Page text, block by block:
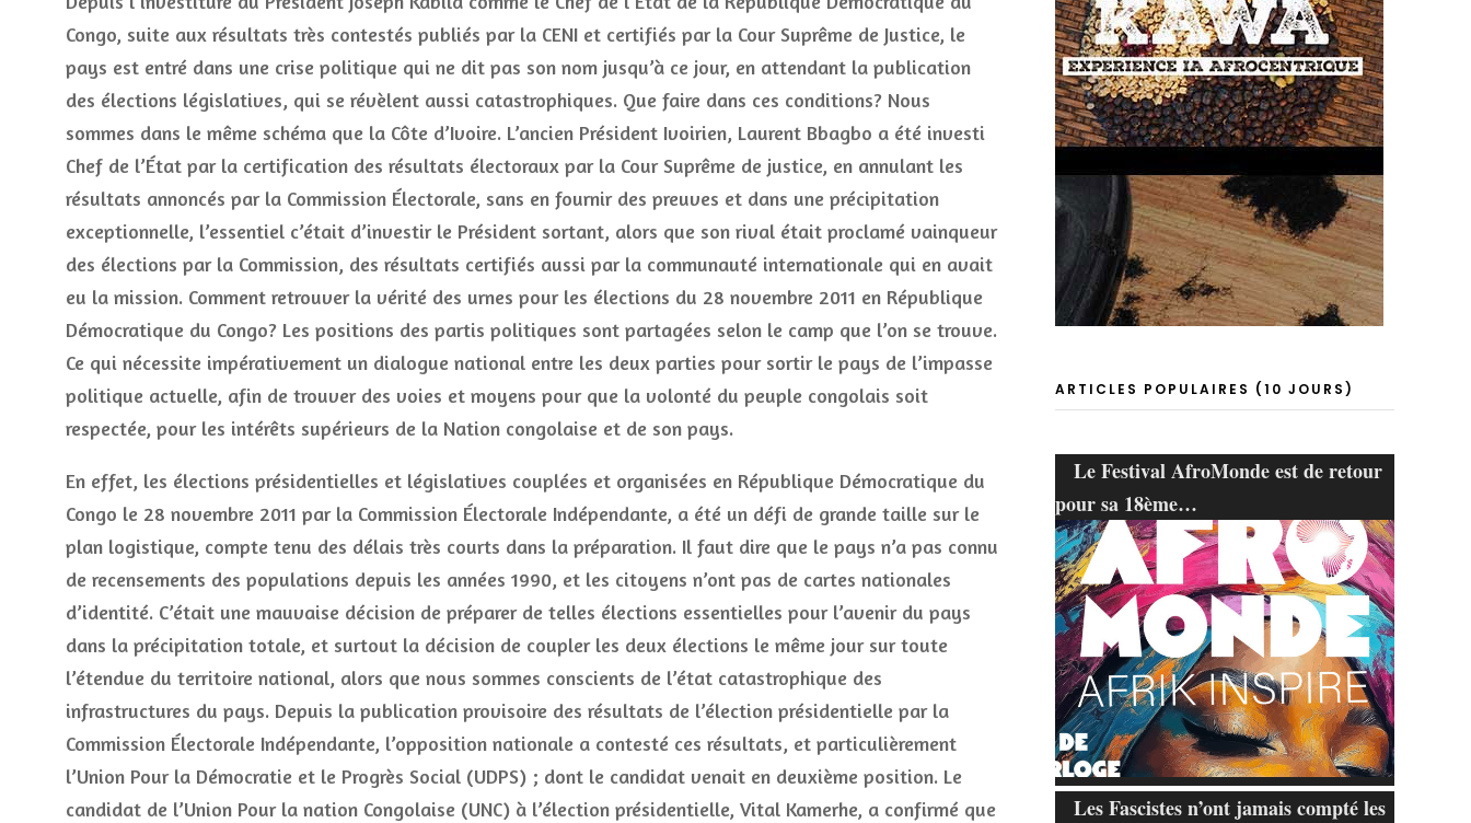
Congo, suite aux résultats très contestés publiés par la CENI et certifiés par la Cour Suprême de Justice, le
pays est entré dans une crise politique qui ne dit pas son nom jusqu’à ce jour, en attendant la publication
des élections législatives, qui se révèlent aussi catastrophiques. Que faire dans ces conditions? Nous
sommes dans le même schéma que la Côte d’Ivoire. L’ancien Président Ivoirien, Laurent Bbagbo a été investi
Chef de l’État par la certification des résultats électoraux par la Cour Suprême de justice, en annulant les
résultats annoncés par la Commission Électorale, sans en fournir des preuves et dans une précipitation
exceptionnelle, l’essentiel c’était d’investir le Président sortant, alors que son rival était proclamé vainqueur
des élections par la Commission, des résultats certifiés aussi par la communauté internationale qui en avait
eu la mission. Comment retrouver la vérité des urnes pour les élections du 28 novembre 2011 en République
Démocratique du Congo? Les positions des partis politiques sont partagées selon le camp que l’on se trouve.
Ce qui nécessite impérativement un dialogue national entre les deux parties pour sortir le pays de l’impasse
politique actuelle, afin de trouver des voies et moyens pour que la volonté du peuple congolais soit
respectée, pour les intérêts supérieurs de la Nation congolaise et de son pays.
En effet, les élections présidentielles et législatives couplées et organisées en République Démocratique du
Congo le 28 novembre 2011 par la Commission Électorale Indépendante, a été un défi de grande taille sur le
plan logistique, compte tenu des délais très courts dans la préparation. Il faut dire que le pays n’a pas connu
de recensements des populations depuis les années 1990, et les citoyens n’ont pas de cartes nationales
d’identité. C’était une mauvaise décision de préparer de telles élections essentielles pour l’avenir du pays
dans la précipitation totale, et surtout la décision de coupler les deux élections le même jour sur toute
l’étendue du territoire national, alors que nous sommes conscients de l’état catastrophique des
infrastructures du pays. Depuis la publication provisoire des résultats de l’élection présidentielle par la
Commission Électorale Indépendante, l’opposition nationale a contesté ces résultats, et particulièrement
l’Union Pour la Démocratie et le Progrès Social (UDPS) ; dont le candidat venait en deuxième position. Le
candidat de l’Union Pour la nation Congolaise (UNC) à l’élection présidentielle, Vital Kamerhe, a confirmé que
ARTICLES POPULAIRES (10 JOURS)
Le Festival AfroMonde est de retour
pour sa 18ème…
Les Fascistes n’ont jamais compté les